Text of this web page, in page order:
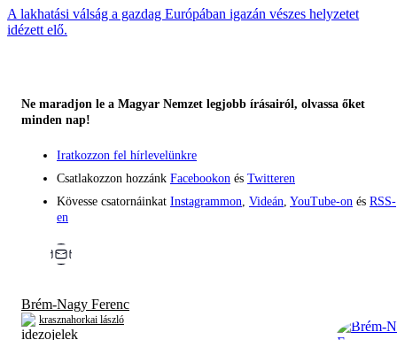
A lakhatási válság a gazdag Európában igazán vészes helyzetet
idézett elő.
Ne maradjon le a Magyar Nemzet legjobb írásairól, olvassa őket
minden nap!
Iratkozzon fel hírlevelünkre
Csatlakozzon hozzánk Facebookon és Twitteren
Kövesse csatornáinkat Instagrammon Videán YouTube-on és RSS-
en
Brém-Nagy Ferenc
krasznahorkai lászló